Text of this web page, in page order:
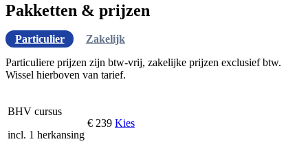
Pakketten & prijzen
Particulier
Zakelijk
Particuliere prijzen zijn btw-vrij, zakelijke prijzen exclusief btw.
Wissel hierboven van tarief.
BHV cursus
incl. 1 herkansing
€ 239 Kies